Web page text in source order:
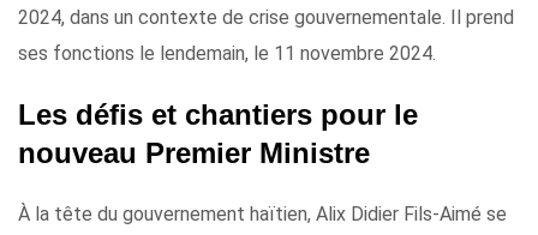
2024, dans un contexte de crise gouvernementale. Il prend
ses fonctions le lendemain, le 11 novembre 2024.
Les défis et chantiers pour le
nouveau Premier Ministre
À la tête du gouvernement haïtien, Alix Didier Fils-Aimé se